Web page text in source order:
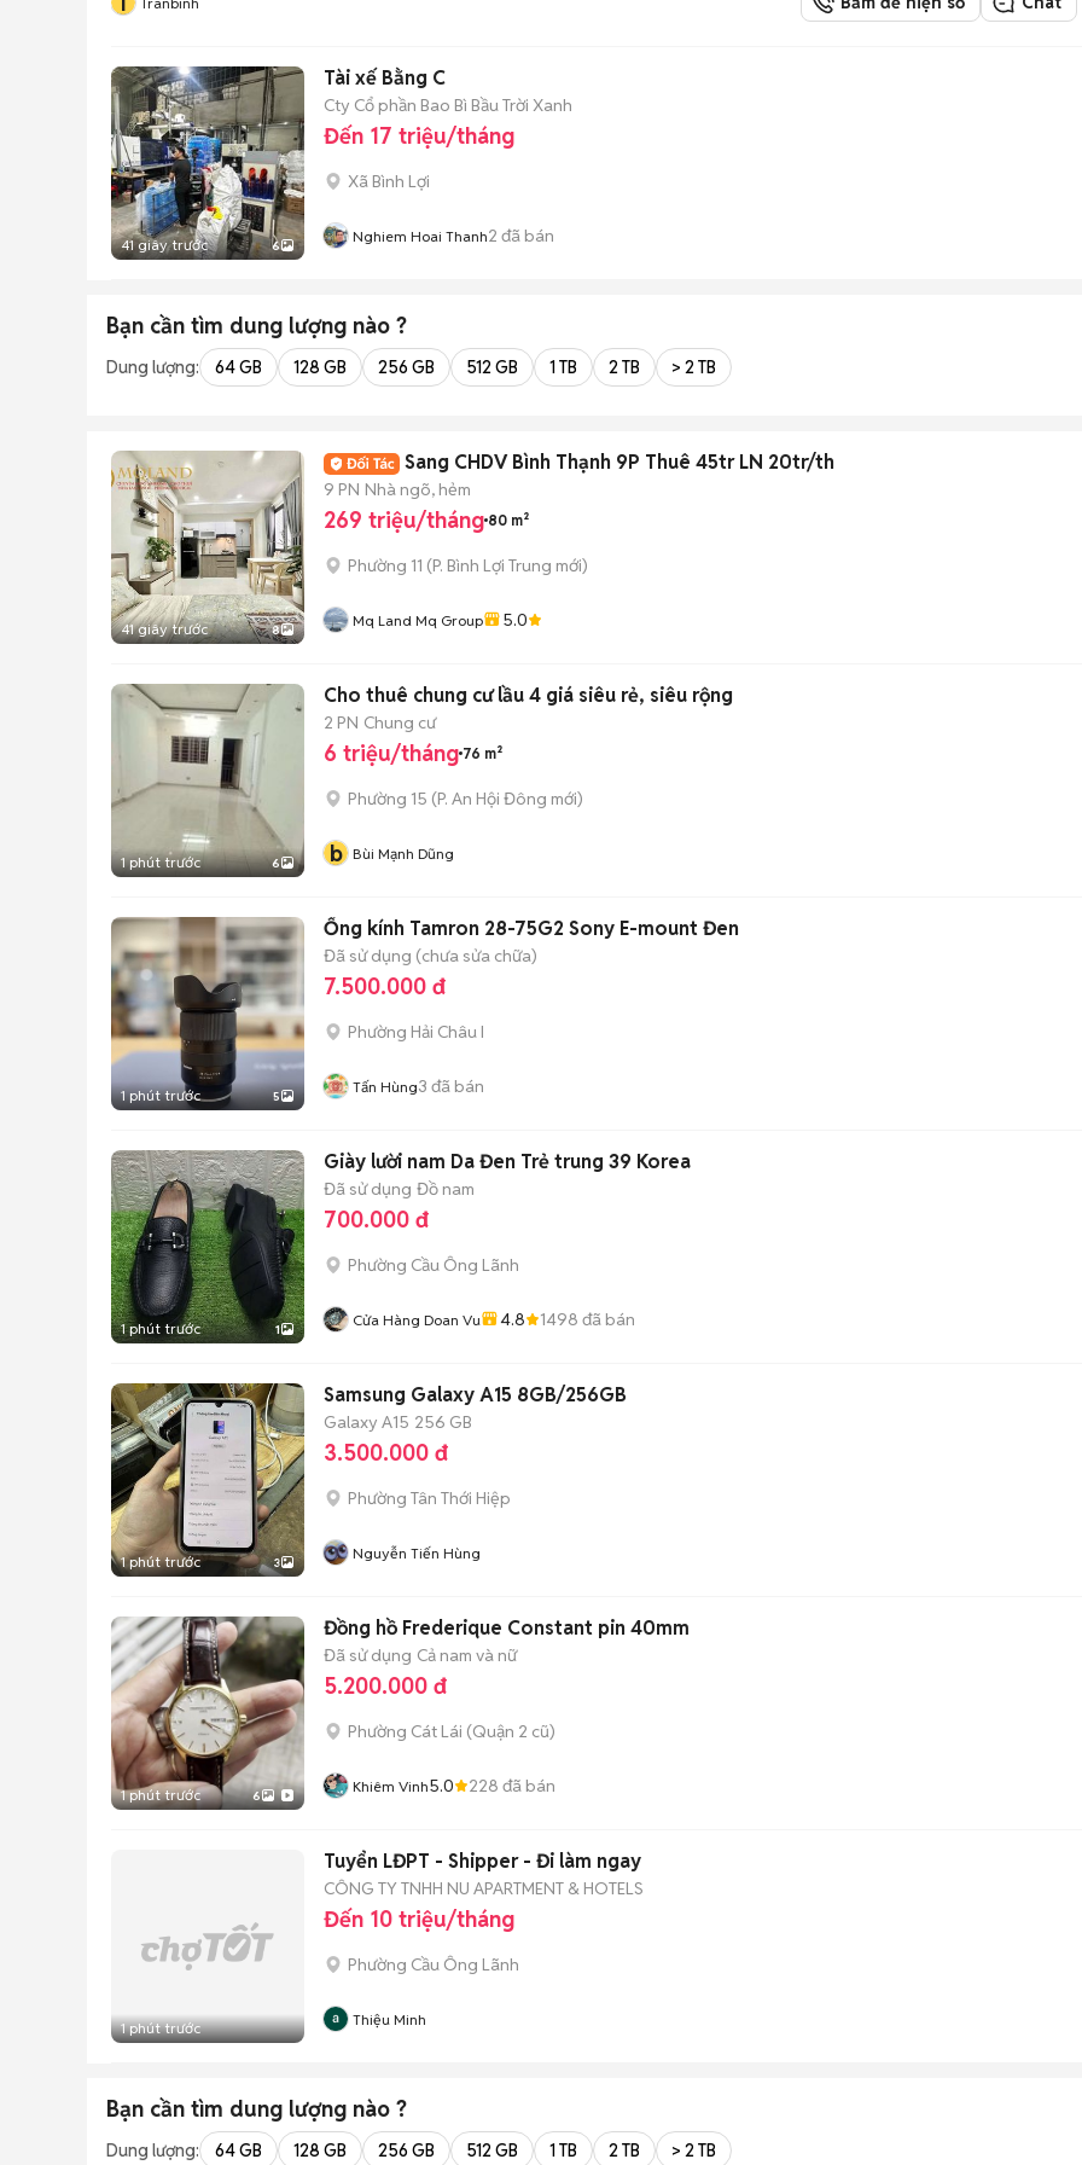
41 giây trước 6
Tài xế Bằng C
Cty Cổ phần Bao Bì Bầu Trời Xanh
Đến 17 triệu/tháng
Xã Bình Lợi
Nghiem Hoai Thanh2 đã bán
Bạn cần tìm dung lượng nào ?
Dung lượng: 64 GB 128 GB 256 GB 512 GB 1 TB 2 TB > 2 TB
41 giây trước 8
Sang CHDV Bình Thạnh 9P Thuê 45tr LN 20tr/th
9 PN Nhà ngõ, hẻm
269 triệu/tháng 80 m²
Phường 11 (P. Bình Lợi Trung mới)
Mq Land Mq Group 5.0
1 phút trước 6
Cho thuê chung cư lầu 4 giá siêu rẻ, siêu rộng
2 PN Chung cư
6 triệu/tháng 76 m²
Phường 15 (P. An Hội Đông mới)
b Bùi Mạnh Dũng
1 phút trước 5
Ống kính Tamron 28-75G2 Sony E-mount Đen
Đã sử dụng (chưa sửa chữa)
7.500.000 đ
Phường Hải Châu I
Tấn Hùng3 đã bán
1 phút trước 1
Giày lười nam Da Đen Trẻ trung 39 Korea
Đã sử dụng Đồ nam
700.000 đ
Phường Cầu Ông Lãnh
Cửa Hàng Doan Vu 4.8 1498 đã bán
1 phút trước 3
Samsung Galaxy A15 8GB/256GB
Galaxy A15 256 GB
3.500.000 đ
Phường Tân Thới Hiệp
Nguyễn Tiến Hùng
1 phút trước 6
Đồng hồ Frederique Constant pin 40mm
Đã sử dụng Cả nam và nữ
5.200.000 đ
Phường Cát Lái (Quận 2 cũ)
Khiêm Vinh5.0 228 đã bán
1 phút trước
Tuyển LĐPT - Shipper - Đi làm ngay
CÔNG TY TNHH NU APARTMENT & HOTELS
Đến 10 triệu/tháng
Phường Cầu Ông Lãnh
Thiệu Minh
Bạn cần tìm dung lượng nào ?
Dung lượng: 64 GB 128 GB 256 GB 512 GB 1 TB 2 TB > 2 TB